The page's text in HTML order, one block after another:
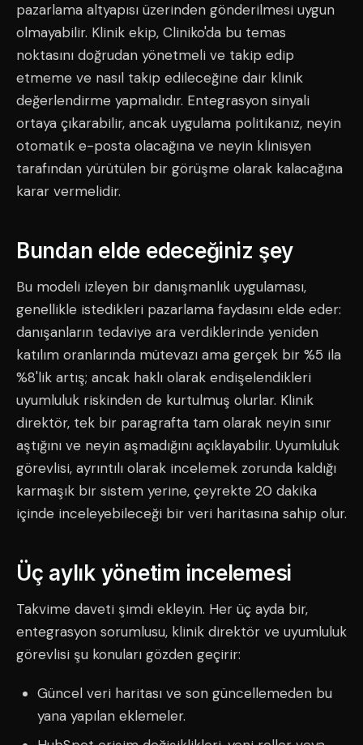
pazarlama altyapısı üzerinden gönderilmesi uygun
olmayabilir. Klinik ekip, Cliniko'da bu temas
noktasını doğrudan yönetmeli ve takip edip
etmeme ve nasıl takip edileceğine dair klinik
değerlendirme yapmalıdır. Entegrasyon sinyali
ortaya çıkarabilir, ancak uygulama politikanız, neyin
otomatik e-posta olacağına ve neyin klinisyen
tarafından yürütülen bir görüşme olarak kalacağına
karar vermelidir.
Bundan elde edeceğiniz şey
Bu modeli izleyen bir danışmanlık uygulaması,
genellikle istedikleri pazarlama faydasını elde eder:
danışanların tedaviye ara verdiklerinde yeniden
katılım oranlarında mütevazı ama gerçek bir %5 ila
%8'lik artış; ancak haklı olarak endişelendikleri
uyumluluk riskinden de kurtulmuş olurlar. Klinik
direktör, tek bir paragrafta tam olarak neyin sınır
aştığını ve neyin aşmadığını açıklayabilir. Uyumluluk
görevlisi, ayrıntılı olarak incelemek zorunda kaldığı
karmaşık bir sistem yerine, çeyrekte 20 dakika
içinde inceleyebileceği bir veri haritasına sahip olur.
Üç aylık yönetim incelemesi
Takvime daveti şimdi ekleyin. Her üç ayda bir,
entegrasyon sorumlusu, klinik direktör ve uyumluluk
görevlisi şu konuları gözden geçirir:
Güncel veri haritası ve son güncellemeden bu
yana yapılan eklemeler.